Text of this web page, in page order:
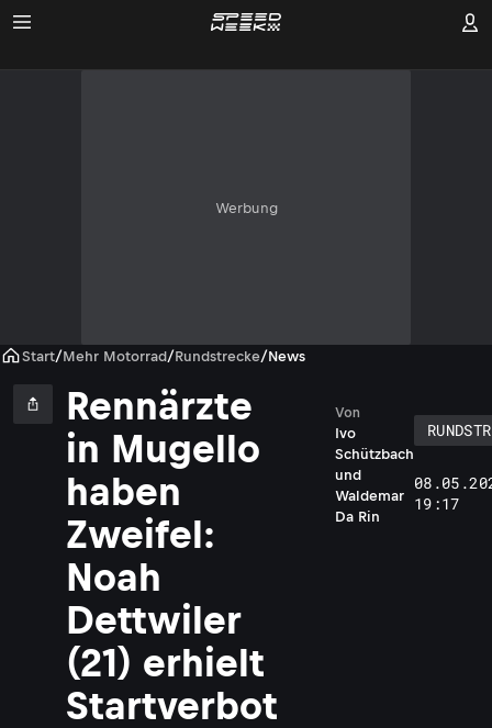
Werbung
Start/Mehr Motorrad/Rundstrecke/News
Rennärzte
in Mugello
haben
Zweifel:
Noah
Dettwiler
(21) erhielt
Startverbot
IR
Ivo
Schützbach
und
Waldemar
Da Rin
Von
19:17